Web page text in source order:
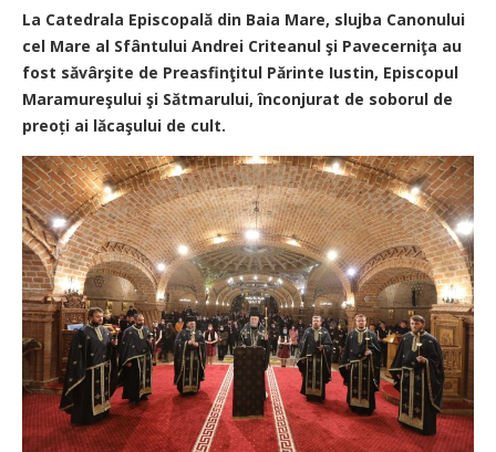
La Catedrala Episcopală din Baia Mare, slujba Canonului
cel Mare al Sfântului Andrei Criteanul şi Pavecerniţa au
fost săvârşite de Preasfinţitul Părinte Iustin, Episcopul
Maramureşului şi Sătmarului, înconjurat de soborul de
preoți ai lăcaşului de cult.